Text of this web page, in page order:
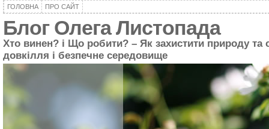
ГОЛОВНА ПРО САЙТ
Блог Олега Листопада
Хто винен? і Що робити? – Як захистити природу та
довкілля і безпечне середовище